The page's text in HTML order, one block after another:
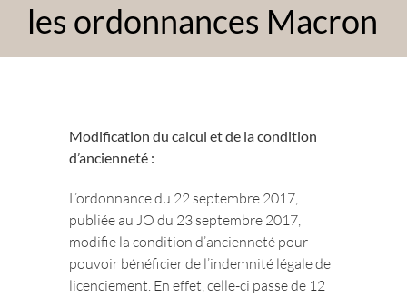
les ordonnances Macron
Modification du calcul et de la condition
d’ancienneté :
L’ordonnance du 22 septembre 2017,
publiée au JO du 23 septembre 2017,
modifie la condition d’ancienneté pour
pouvoir bénéficier de l’indemnité légale de
licenciement. En effet, celle-ci passe de 12